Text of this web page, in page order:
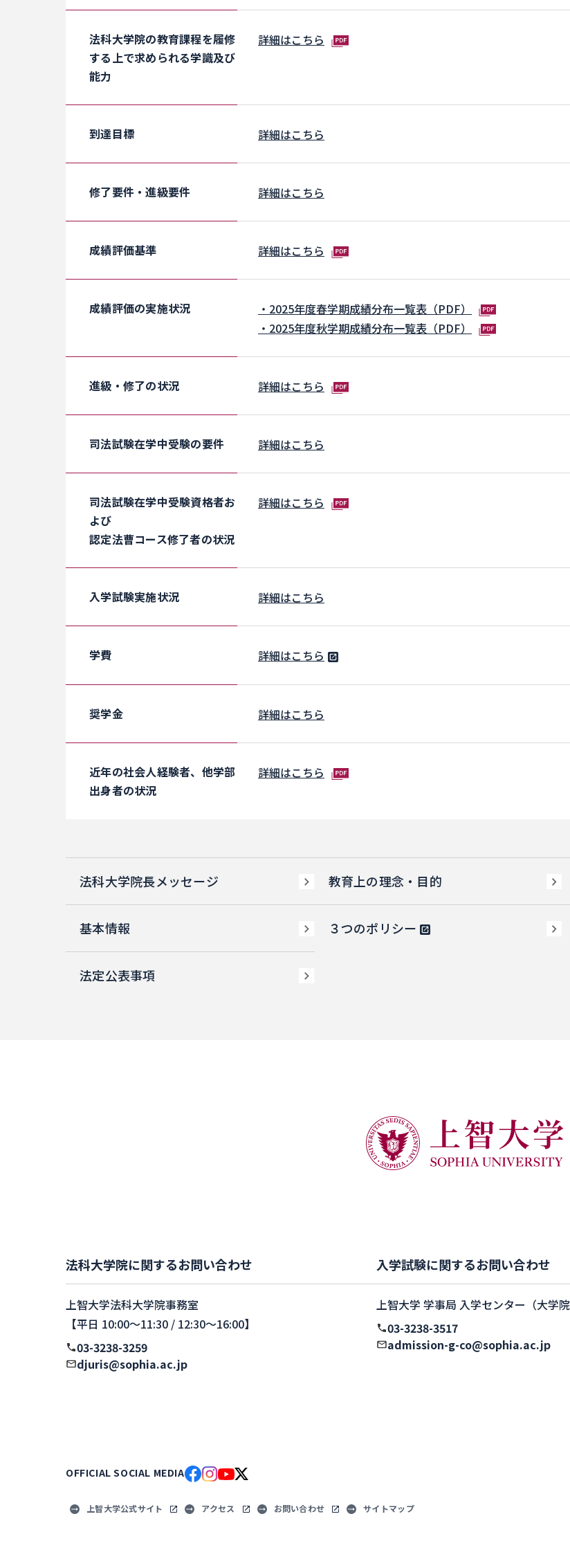
法科大学院の教育課程を履修
する上で求められる学識及び
能力
詳細はこちら
到達目標 詳細はこちら
修了要件・進級要件 詳細はこちら
成績評価基準 詳細はこちら
成績評価の実施状況
・2025年度春学期成績分布一覧表（PDF）
・2025年度秋学期成績分布一覧表（PDF）
進級・修了の状況 詳細はこちら
司法試験在学中受験の要件 詳細はこちら
司法試験在学中受験資格者お
よび
認定法曹コース修了者の状況
詳細はこちら
入学試験実施状況 詳細はこちら
学費 詳細はこちら
奨学金 詳細はこちら
近年の社会人経験者、他学部
出身者の状況
詳細はこちら
法科大学院長メッセージ 教育上の理念・目的
基本情報 ３つのポリシー
法定公表事項
法科大学院に関するお問い合わせ
上智大学法科大学院事務室
【平日 10:00〜11:30 / 12:30〜16:00】
03-3238-3259
djuris@sophia.ac.jp
入学試験に関するお問い合わせ
上智大学 学事局 入学センター（大学院
03-3238-3517
admission-g-co@sophia.ac.jp
OFFICIAL SOCIAL MEDIA
上智大学公式サイト アクセス お問い合わせ サイトマップ